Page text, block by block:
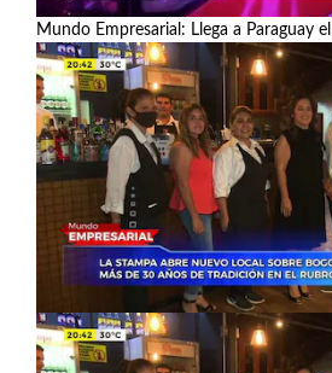
Mundo Empresarial: Llega a Paraguay
Ver más